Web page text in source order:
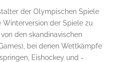
der Olympischen Spiele
Winterversion der Spiele zu
den skandinavischen
bei denen Wettkämpfe
Eishockey und -